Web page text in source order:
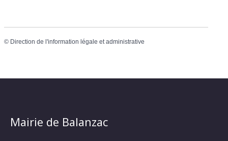
© Direction de l'information légale et administrative
Mairie de Balanzac